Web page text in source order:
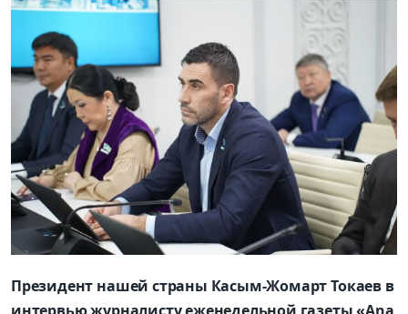
Президент нашей страны Касым-Жомарт Токаев в